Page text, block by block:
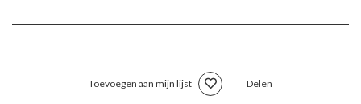
Toevoegen aan mijn lijst Delen